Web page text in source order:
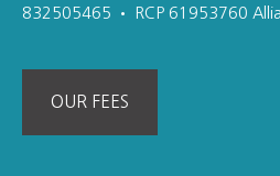
832505465 • RCP 61953760
OUR FEES